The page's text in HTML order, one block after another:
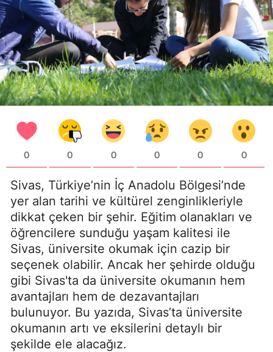
0 0 0 0 0 0
Sivas, Türkiye’nin İç Anadolu Bölgesi’nde
yer alan tarihi ve kültürel zenginlikleriyle
dikkat çeken bir şehir. Eğitim olanakları ve
öğrencilere sunduğu yaşam kalitesi ile
Sivas, üniversite okumak için cazip bir
seçenek olabilir. Ancak her şehirde olduğu
gibi Sivas'ta da üniversite okumanın hem
avantajları hem de dezavantajları
bulunuyor. Bu yazıda, Sivas’ta üniversite
okumanın artı ve eksilerini detaylı bir
şekilde ele alacağız.